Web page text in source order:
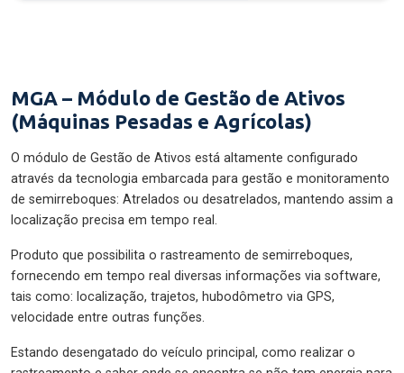
MGA – Módulo de Gestão de Ativos
(Máquinas Pesadas e Agrícolas)
O módulo de Gestão de Ativos está altamente configurado
através da tecnologia embarcada para gestão e monitoramento
de semirreboques: Atrelados ou desatrelados, mantendo assim a
localização precisa em tempo real.
Produto que possibilita o rastreamento de semirreboques,
fornecendo em tempo real diversas informações via software,
tais como: localização, trajetos, hubodômetro via GPS,
velocidade entre outras funções.
Estando desengatado do veículo principal, como realizar o